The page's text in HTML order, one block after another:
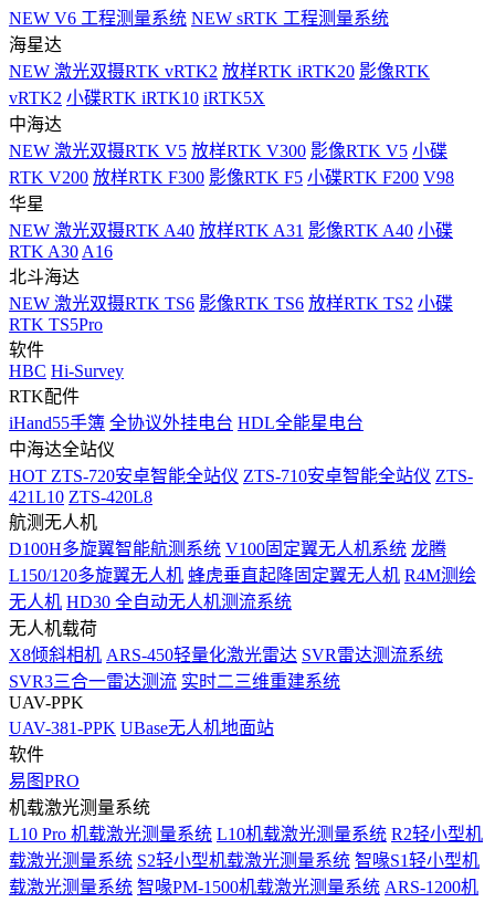
NEW V6 工程测量系统 NEW sRTK 工程测量系统
海星达
NEW 激光双摄RTK vRTK2 放样RTK iRTK20 影像RTK
vRTK2 小碟RTK iRTK10 iRTK5X
中海达
NEW 激光双摄RTK V5 放样RTK V300 影像RTK V5 小碟
RTK V200 放样RTK F300 影像RTK F5 小碟RTK F200 V98
华星
NEW 激光双摄RTK A40 放样RTK A31 影像RTK A40 小碟
RTK A30 A16
北斗海达
NEW 激光双摄RTK TS6 影像RTK TS6 放样RTK TS2 小碟
RTK TS5Pro
软件
HBC Hi-Survey
RTK配件
iHand55手簿 全协议外挂电台 HDL全能星电台
中海达全站仪
HOT ZTS-720安卓智能全站仪 ZTS-710安卓智能全站仪 ZTS-
421L10 ZTS-420L8
航测无人机
D100H多旋翼智能航测系统 V100固定翼无人机系统 龙腾
L150/120多旋翼无人机 蜂虎垂直起降固定翼无人机 R4M测绘
无人机 HD30 全自动无人机测流系统
无人机载荷
X8倾斜相机 ARS-450轻量化激光雷达 SVR雷达测流系统
SVR3三合一雷达测流 实时二三维重建系统
UAV-PPK
UAV-381-PPK UBase无人机地面站
软件
易图PRO
机载激光测量系统
L10 Pro 机载激光测量系统 L10机载激光测量系统 R2轻小型机
载激光测量系统 S2轻小型机载激光测量系统 智喙S1轻小型机
载激光测量系统 智喙PM-1500机载激光测量系统 ARS-1200机